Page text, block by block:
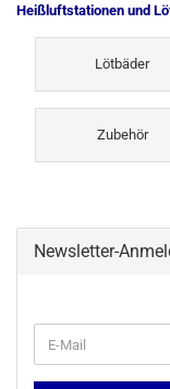
Heißluftstationen und
Lötbäder
Zubehör
Newsletter-
ZUR
E-
Mail